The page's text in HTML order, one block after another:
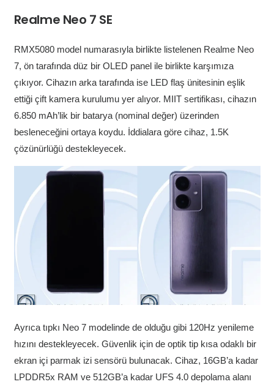
Realme Neo 7 SE
RMX5080 model numarasıyla birlikte listelenen Realme Neo
7, ön tarafında düz bir OLED panel ile birlikte karşımıza
çıkıyor. Cihazın arka tarafında ise LED flaş ünitesinin eşlik
ettiği çift kamera kurulumu yer alıyor. MIIT sertifikası, cihazın
6.850 mAh’lik bir batarya (nominal değer) üzerinden
besleneceğini ortaya koydu. İddialara göre cihaz, 1.5K
çözünürlüğü destekleyecek.
Ayrıca tıpkı Neo 7 modelinde de olduğu gibi 120Hz yenileme
hızını destekleyecek. Güvenlik için de optik tip kısa odaklı bir
ekran içi parmak izi sensörü bulunacak. Cihaz, 16GB’a kadar
LPDDR5x RAM ve 512GB’a kadar UFS 4.0 depolama alanı